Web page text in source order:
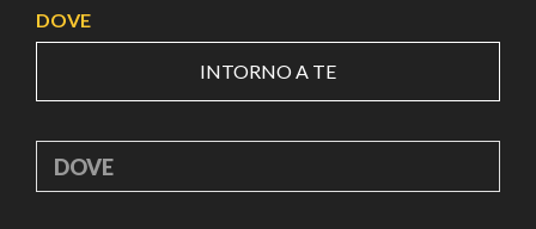
DOVE
INTORNO A TE
DOVE